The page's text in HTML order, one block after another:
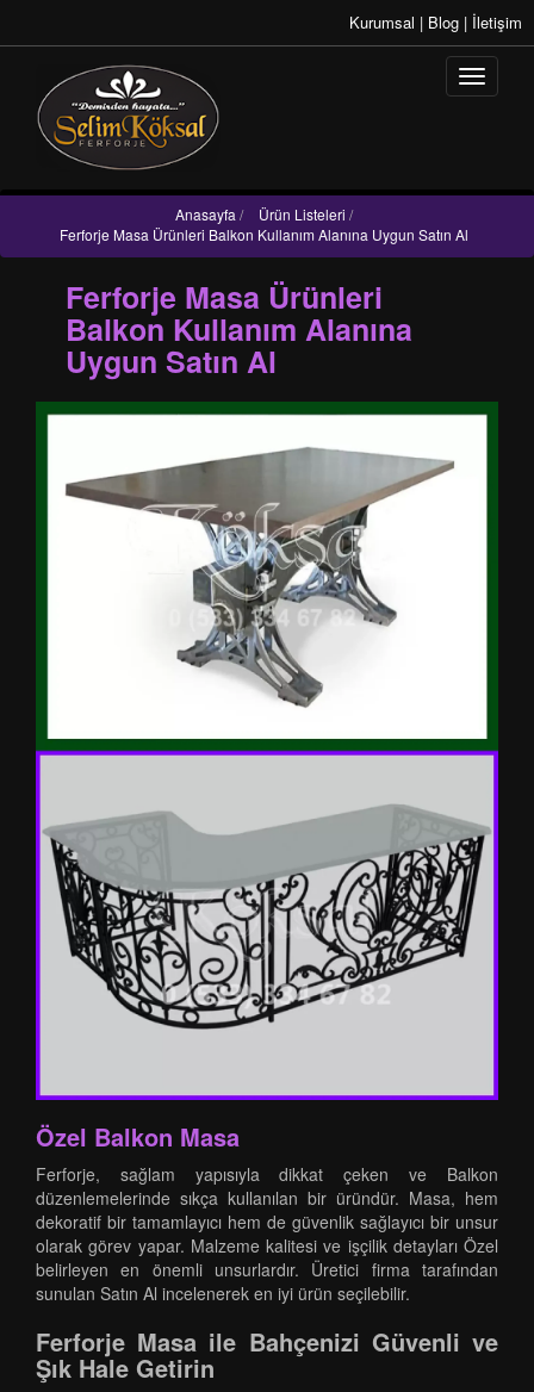
Kurumsal | Blog | İletişim
Anasayfa / Ürün Listeleri /
Ferforje Masa Ürünleri Balkon Kullanım Alanına Uygun Satın Al
Ferforje Masa Ürünleri
Balkon Kullanım Alanına
Uygun Satın Al
Özel Balkon Masa
Ferforje, sağlam yapısıyla dikkat çeken ve Balkon
düzenlemelerinde sıkça kullanılan bir üründür. Masa, hem
dekoratif bir tamamlayıcı hem de güvenlik sağlayıcı bir unsur
olarak görev yapar. Malzeme kalitesi ve işçilik detayları Özel
belirleyen en önemli unsurlardır. Üretici firma tarafından
sunulan Satın Al incelenerek en iyi ürün seçilebilir.
Ferforje Masa ile Bahçenizi Güvenli ve
Şık Hale Getirin